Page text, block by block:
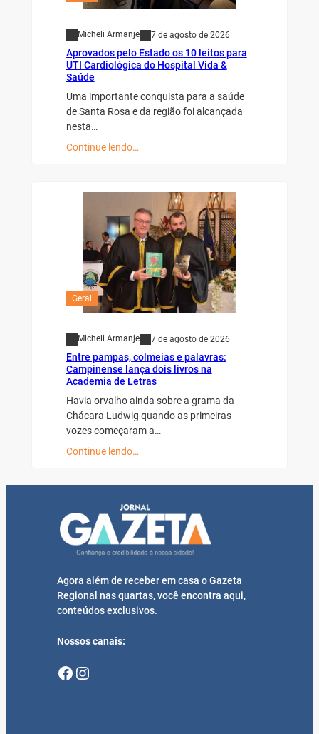
Micheli Armanje 7 de agosto de 2026
Aprovados pelo Estado os 10 leitos para
UTI Cardiológica do Hospital Vida &
Saúde
Uma importante conquista para a saúde
de Santa Rosa e da região foi alcançada
nesta…
Continue lendo…
Geral
Micheli Armanje 7 de agosto de 2026
Entre pampas, colmeias e palavras:
Campinense lança dois livros na
Academia de Letras
Havia orvalho ainda sobre a grama da
Chácara Ludwig quando as primeiras
vozes começaram a…
Continue lendo…
Agora além de receber em casa o Gazeta
Regional nas quartas, você encontra aqui,
conteúdos exclusivos.
Nossos canais:
Facebook Instagram